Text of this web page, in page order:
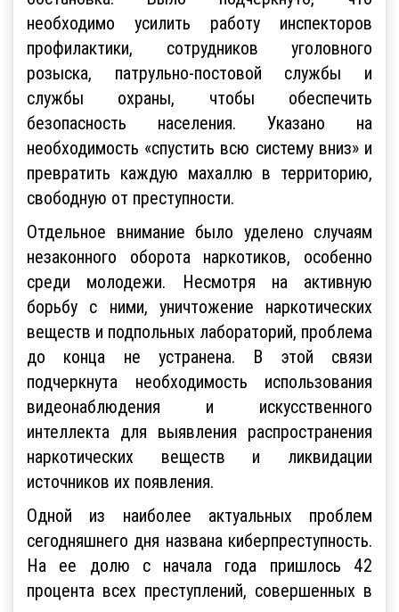
необходимо усилить работу инспекторов
профилактики, сотрудников уголовного
розыска, патрульно-постовой службы и
службы охраны, чтобы обеспечить
безопасность населения. Указано на
необходимость «спустить всю систему вниз» и
превратить каждую махаллю в территорию,
свободную от преступности.
Отдельное внимание было уделено случаям
незаконного оборота наркотиков, особенно
среди молодежи. Несмотря на активную
борьбу с ними, уничтожение наркотических
веществ и подпольных лабораторий, проблема
до конца не устранена. В этой связи
подчеркнута необходимость использования
видеонаблюдения и искусственного
интеллекта для выявления распространения
наркотических веществ и ликвидации
источников их появления.
Одной из наиболее актуальных проблем
сегодняшнего дня названа киберпреступность.
На ее долю с начала года пришлось 42
процента всех преступлений, совершенных в